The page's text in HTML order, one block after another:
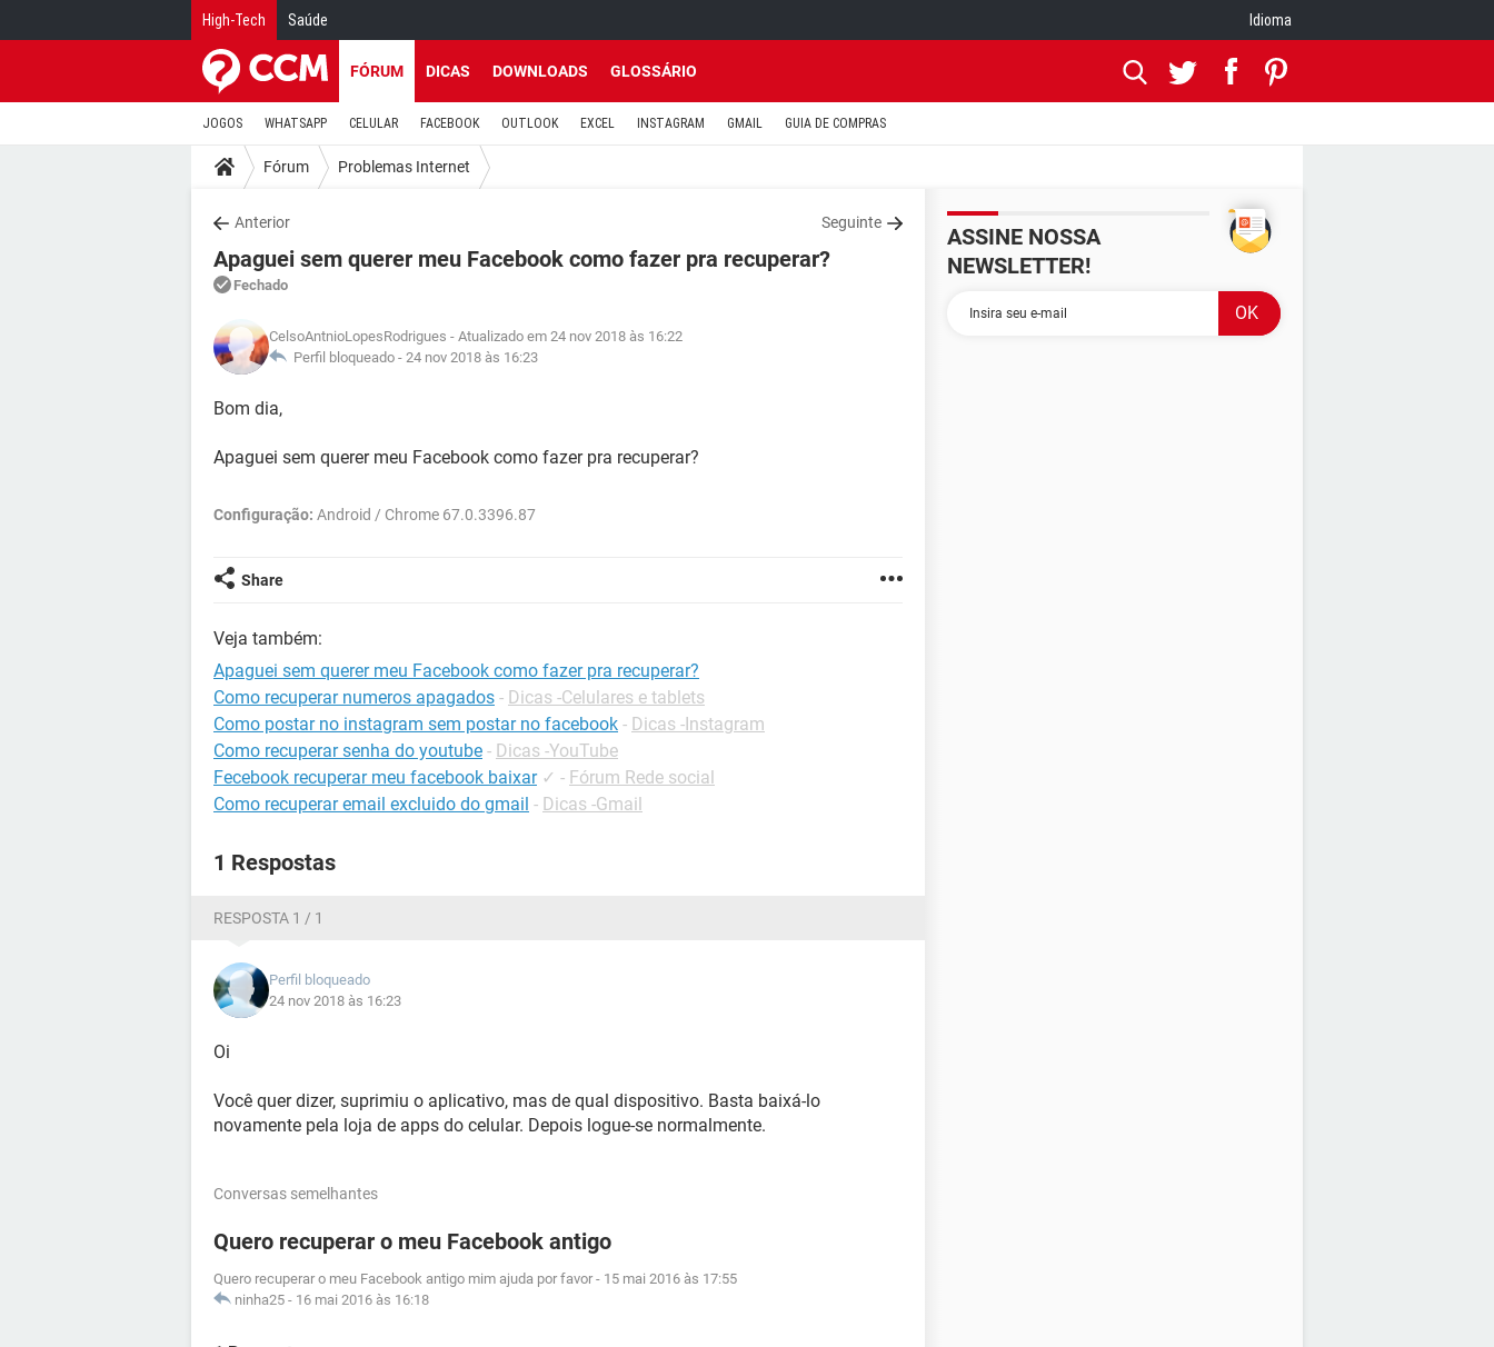
High-Tech Saúde Idioma
FÓRUM DICAS DOWNLOADS GLOSSÁRIO
JOGOS WHATSAPP CELULAR FACEBOOK OUTLOOK EXCEL INSTAGRAM GMAIL GUIA DE COMPRAS
Fórum Problemas Internet
Anterior Seguinte
Apaguei sem querer meu Facebook como fazer pra recuperar?
Fechado
CelsoAntnioLopesRodrigues - Atualizado em 24 nov 2018 às 16:22
Perfil bloqueado - 24 nov 2018 às 16:23
Bom dia,
Apaguei sem querer meu Facebook como fazer pra recuperar?
Configuração: Android / Chrome 67.0.3396.87
Share
Veja também:
Apaguei sem querer meu Facebook como fazer pra recuperar?
Como recuperar numeros apagados - Dicas -Celulares e tablets
Como postar no instagram sem postar no facebook - Dicas -Instagram
Como recuperar senha do youtube - Dicas -YouTube
Fecebook recuperar meu facebook baixar ✓ - Fórum Rede social
Como recuperar email excluido do gmail - Dicas -Gmail
1 Respostas
RESPOSTA 1 / 1
Perfil bloqueado
24 nov 2018 às 16:23
Oi
Você quer dizer, suprimiu o aplicativo, mas de qual dispositivo. Basta baixá-lo
novamente pela loja de apps do celular. Depois logue-se normalmente.
Conversas semelhantes
Quero recuperar o meu Facebook antigo
Quero recuperar o meu Facebook antigo mim ajuda por favor - 15 mai 2016 às 17:55
ninha25 - 16 mai 2016 às 16:18
ASSINE NOSSA
NEWSLETTER!